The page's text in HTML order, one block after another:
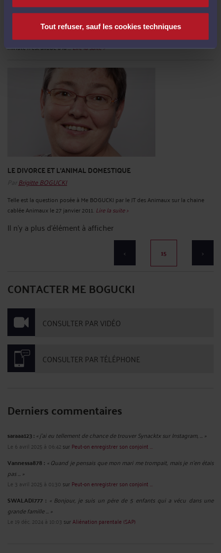
Tout refuser, sauf les cookies techniques
Journée dans l'avion de Paris à Lorient puis de Lorient à Lille via Lyon, voici le
TGI de Lorient, que je n'ai pu voir que brièvement eut égard aux contraintes
aériennes. A peine ai-je traversé la ville en coup de vent pour aller et venir du
tribunal à l'aéroport, comme trop souvent lors de nos déplacements, pas une
minute n'est alloué à la ...Lire la suite >
LE DIVORCE ET L'ANIMAL DOMESTIQUE
Par Brigitte BOGUCKI
Telle est la question posée à Me BOGUCKI par le JT des Animaux sur la chaine
cablée Animaux le 27 janvier 2011. Lire la suite >
Il n'y a plus d'élément à afficher
< 15 >
CONTACTER ME BOGUCKI
CONSULTER PAR VIDÉO
CONSULTER PAR TÉLÉPHONE
Derniers commentaires
saraaa123 :« j'ai eu tellement de chance de trouver Synacktx sur Instagram, ... »
Le 6 avril 2025 à 06:42sur Peut-on enregistrer son conjoint ...
Vannessa878 : « Quand je pensais que mon mari me trompait, mais je n'en étais
pas ... »
Le 3 avril 2025 à 01:30 sur Peut-on enregistrer son conjoint ...
SWALADI777 : « Bonjour, je suis un père de 5 enfants qui a vécu dans une
grande famille ... »
Le 19 déc. 2024 à 10:03 surAliénation parentale (SAP)